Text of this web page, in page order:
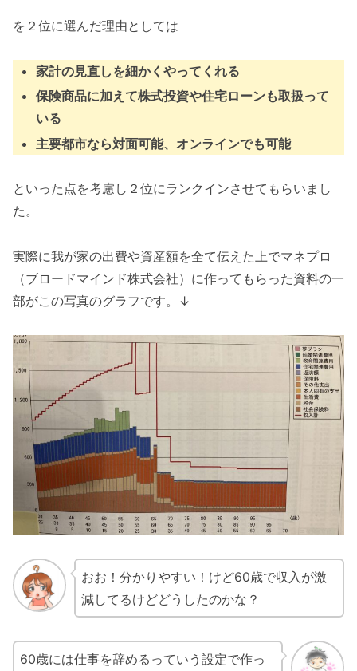
を２位に選んだ理由としては
家計の見直しを細かくやってくれる
保険商品に加えて株式投資や住宅ローンも取扱って
いる
主要都市なら対面可能、オンラインでも可能
といった点を考慮し２位にランクインさせてもらいまし
た。
実際に我が家の出費や資産額を全て伝えた上でマネプロ
（ブロードマインド株式会社）に作ってもらった資料の一
部がこの写真のグラフです。↓
おお！分かりやすい！けど60歳で収入が激
減してるけどどうしたのかな？
60歳には仕事を辞めるっていう設定で作っ